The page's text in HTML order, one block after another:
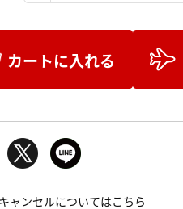
カートに入れる
ャンセルについてはこちら